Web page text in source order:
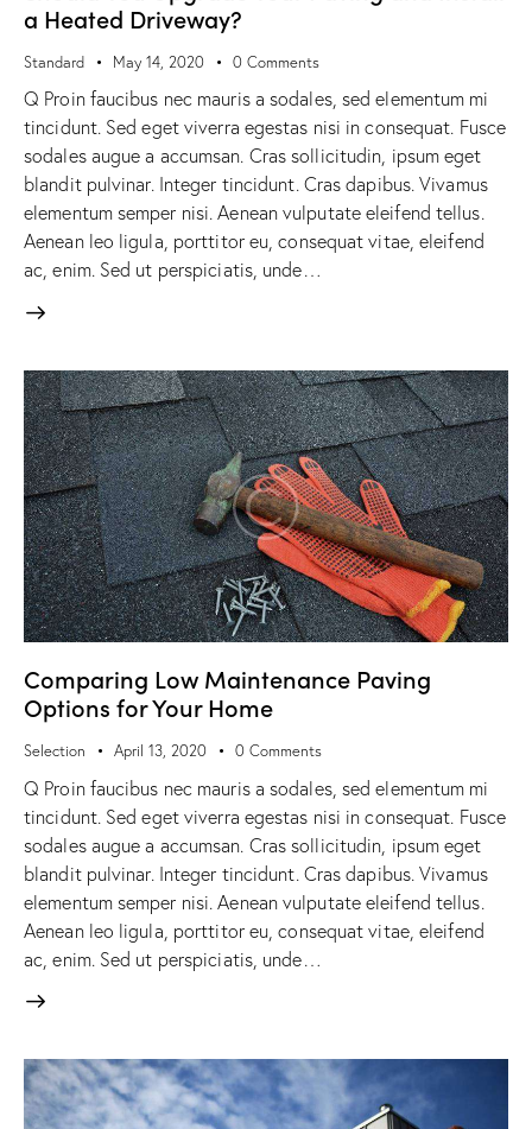
a Heated Driveway?
Standard May 14, 2020 0 Comments
Q Proin faucibus nec mauris a sodales, sed elementum mi
tincidunt. Sed eget viverra egestas nisi in consequat. Fusce
sodales augue a accumsan. Cras sollicitudin, ipsum eget
blandit pulvinar. Integer tincidunt. Cras dapibus. Vivamus
elementum semper nisi. Aenean vulputate eleifend tellus.
Aenean leo ligula, porttitor eu, consequat vitae, eleifend
ac, enim. Sed ut perspiciatis, unde…
Comparing Low Maintenance Paving
Options for Your Home
Selection April 13, 2020 0 Comments
Q Proin faucibus nec mauris a sodales, sed elementum mi
tincidunt. Sed eget viverra egestas nisi in consequat. Fusce
sodales augue a accumsan. Cras sollicitudin, ipsum eget
blandit pulvinar. Integer tincidunt. Cras dapibus. Vivamus
elementum semper nisi. Aenean vulputate eleifend tellus.
Aenean leo ligula, porttitor eu, consequat vitae, eleifend
ac, enim. Sed ut perspiciatis, unde…